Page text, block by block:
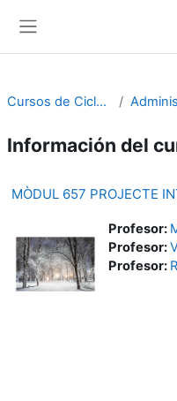
Cursos de Cicles Formatius
Información del
MÒDUL 657 PROJECTE
Profesor:
Profesor:
Profesor: